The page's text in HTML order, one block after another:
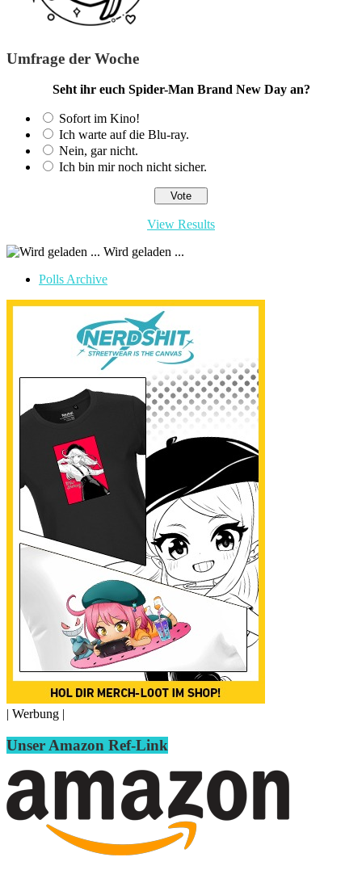
Umfrage der Woche
Seht ihr euch Spider-Man Brand New Day an?
Sofort im Kino!
Ich warte auf die Blu-ray.
Nein, gar nicht.
Ich bin mir noch nicht sicher.
View Results
Wird geladen ...
Polls Archive
| Werbung |
Unser Amazon Ref-Link